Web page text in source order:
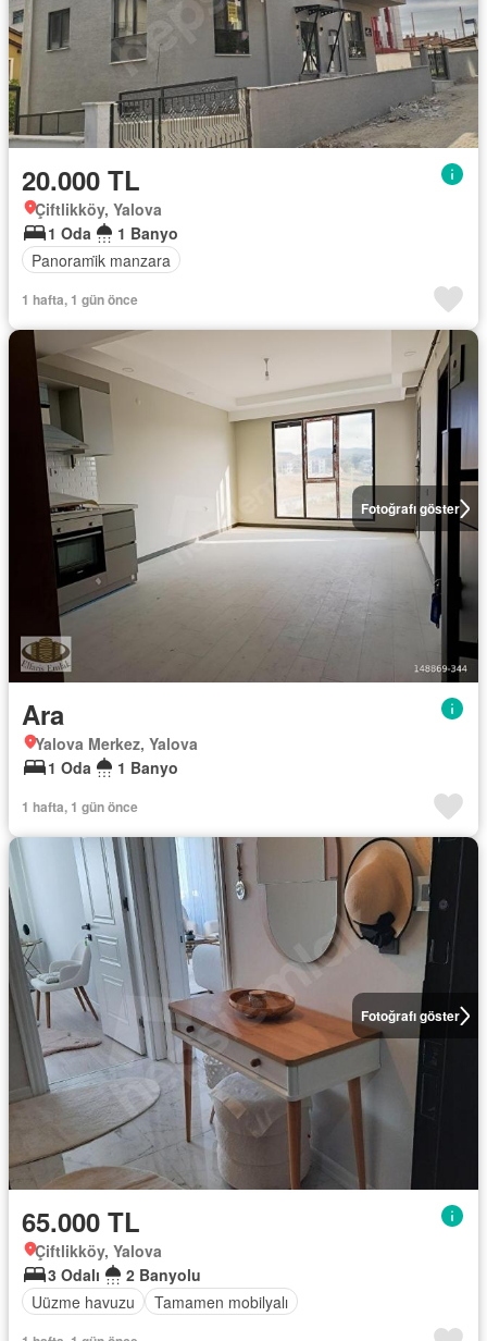
20.000 TL
Çiftlikköy, Yalova
1 Oda
1 Banyo
Panorami̇k manzara
1 hafta, 1 gün önce
Fotoğrafı göster
Ara
Yalova Merkez, Yalova
1 Oda
1 Banyo
1 hafta, 1 gün önce
Fotoğrafı göster
65.000 TL
Çiftlikköy, Yalova
3 Odalı
2 Banyolu
Uüzme havuzu
Tamamen mobilyalı